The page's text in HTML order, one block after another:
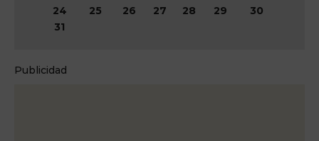
t
24
25 26 27 28 29
30
31
Publicidad